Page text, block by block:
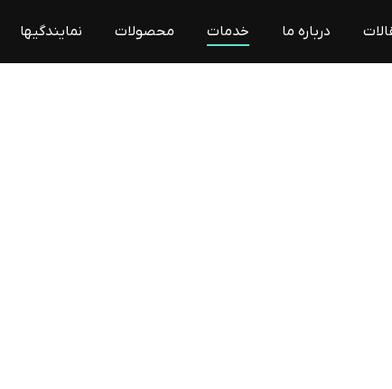
درباره ما خدمات محصولات نمایندگیها